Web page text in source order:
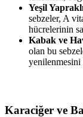
Yeşil
sebzeler, A
hücrelerinin
Kabak ve
olan bu
yenilenmesini
Karaciğer ve